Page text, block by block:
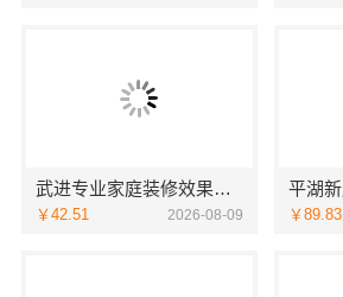
武进专业家庭装修效果图_常州宜居佳装饰工程有限公司
￥42.51 2026-08-09 ￥89.83